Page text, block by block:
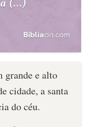
grande e alto
cidade, a santa
do céu.